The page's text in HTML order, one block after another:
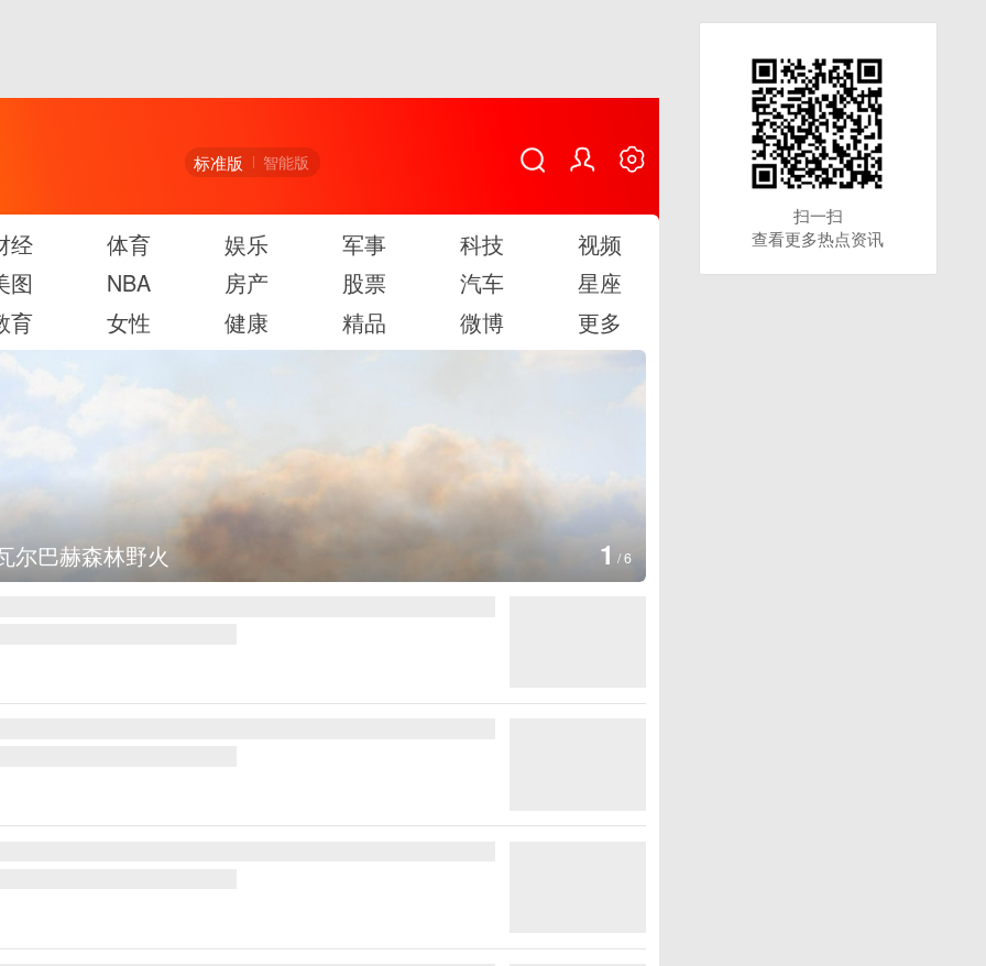
标准版 智能版
经 体育 娱乐 军事 科技
视频
图
NBA 房产 股票 汽车
星座
育
女性 健康 精品 微博 更多
尔巴赫森林野火 1 /6
扫一扫
查看更多热点资讯
扫一扫
查看更多热点资讯